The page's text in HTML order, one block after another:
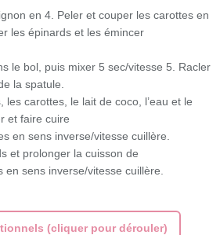
en 4. Peler et couper les carottes en
les épinards et les émincer
le bol, puis mixer 5 sec/vitesse 5 . Racler
la spatule.
les carottes, le lait de coco, l’eau et le
et faire cuire
en sens inverse/vitesse cuillère
et prolonger la cuisson de
en sens inverse/vitesse cuillère.
(cliquer pour dérouler)